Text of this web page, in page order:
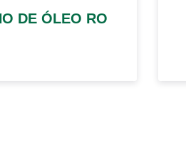
DE ÓLEO RO